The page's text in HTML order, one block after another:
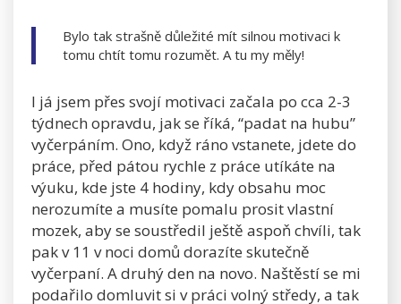
Bylo tak strašně důležité mít silnou motivaci k
tomu chtít tomu rozumět. A tu my měly!
I já jsem přes svojí motivaci začala po cca 2-3
týdnech opravdu, jak se říká, “padat na hubu”
vyčerpáním. Ono, když ráno vstanete, jdete do
práce, před pátou rychle z práce utíkáte na
výuku, kde jste 4 hodiny, kdy obsahu moc
nerozumíte a musíte pomalu prosit vlastní
mozek, aby se soustředil ještě aspoň chvíli, tak
pak v 11 v noci domů dorazíte skutečně
vyčerpaní. A druhý den na novo. Naštěstí se mi
podařilo domluvit si v práci volný středy, a tak